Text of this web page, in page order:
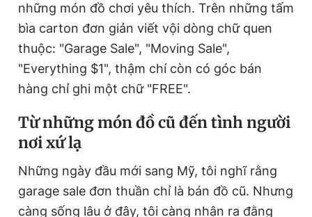
0906 645 777
Liên hệ quảng cáo
0908 780 404
Đặt báo Quảng cáo RSS Tòa soạn Chính sách bảo
Phó tổng biên tập thường trực: Hải Thành
Phó tổng biên tập: Lâm Hiếu Dũng
Phó tổng biên tập: Trần Việt Hưng
Tổng thư ký tòa soạn: Đức Trung
những món đồ chơi yêu thích. Trên những tấm
bìa carton đơn giản viết vội dòng chữ quen
thuộc: "Garage Sale", "Moving Sale",
"Everything $1", thậm chí còn có góc bán
hàng chỉ ghi một chữ "FREE".
Từ những món đồ cũ đến tình người
nơi xứ lạ
Những ngày đầu mới sang Mỹ, tôi nghĩ rằng
garage sale đơn thuần chỉ là bán đồ cũ. Nhưng
càng sống lâu ở đây, tôi càng nhận ra đằng